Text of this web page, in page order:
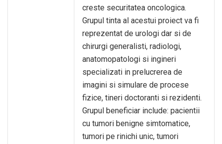
creste securitatea oncologica.
Grupul tinta al acestui proiect va fi
reprezentat de urologi dar si de
chirurgi generalisti, radiologi,
anatomopatologi si ingineri
specializati in prelucrerea de
imagini si simulare de procese
fizice, tineri doctoranti si rezidenti.
Grupul beneficiar include: pacientii
cu tumori benigne simtomatice,
tumori pe rinichi unic, tumori